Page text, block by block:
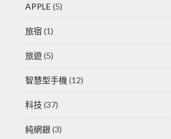
APPLE (5)
旅宿 (1)
旅遊(5)
智慧型手機 (12)
科技 (37)
純網銀 (3)